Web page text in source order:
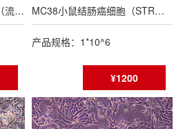
pbmc人外周血单个核细胞（流式鉴定报告） MC38小鼠结肠癌细胞（STR鉴定报告/种属鉴定报告）
产品规格：1*10^6
¥1200